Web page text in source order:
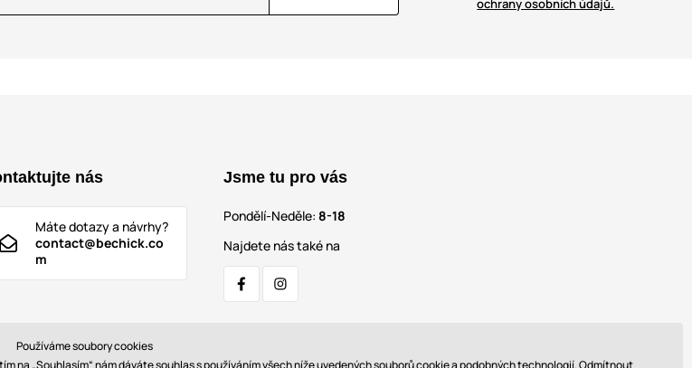
ochrany osobních údajů.
nás
Máte dotazy a návrhy?
contact@bechick.co
m
Jsme tu pro vás
Pondělí-Neděle: 8-18
Najdete nás také na
Používáme soubory cookies
na „Souhlasím“ nám dáváte souhlas s používáním všech níže uvedených souborů cookie a podobných technologií. Odmítnout